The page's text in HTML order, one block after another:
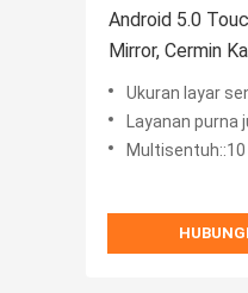
Android 5.0
Mirror, Cermin
Interaktif 15,6
Ukuran layar
Layanan purna